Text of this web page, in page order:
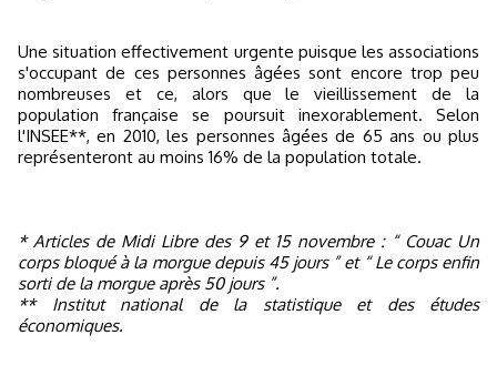
Une situation effectivement urgente puisque les associations
s'occupant de ces personnes âgées sont encore trop peu
nombreuses et ce, alors que le vieillissement de la
population française se poursuit inexorablement. Selon
l'INSEE**, en 2010, les personnes âgées de 65 ans ou plus
représenteront au moins 16% de la population totale.
* Articles de Midi Libre des 9 et 15 novembre : “ Couac Un
corps bloqué à la morgue depuis 45 jours ” et “ Le corps enfin
sorti de la morgue après 50 jours ”.
** Institut national de la statistique et des études
économiques.